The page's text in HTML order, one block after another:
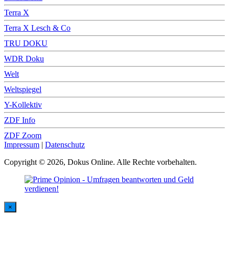
Terra X
Terra X Lesch & Co
TRU DOKU
WDR Doku
Welt
Weltspiegel
Y-Kollektiv
ZDF Info
ZDF Zoom
Impressum | Datenschutz
Copyright © 2026, Dokus Online. Alle Rechte vorbehalten.
×